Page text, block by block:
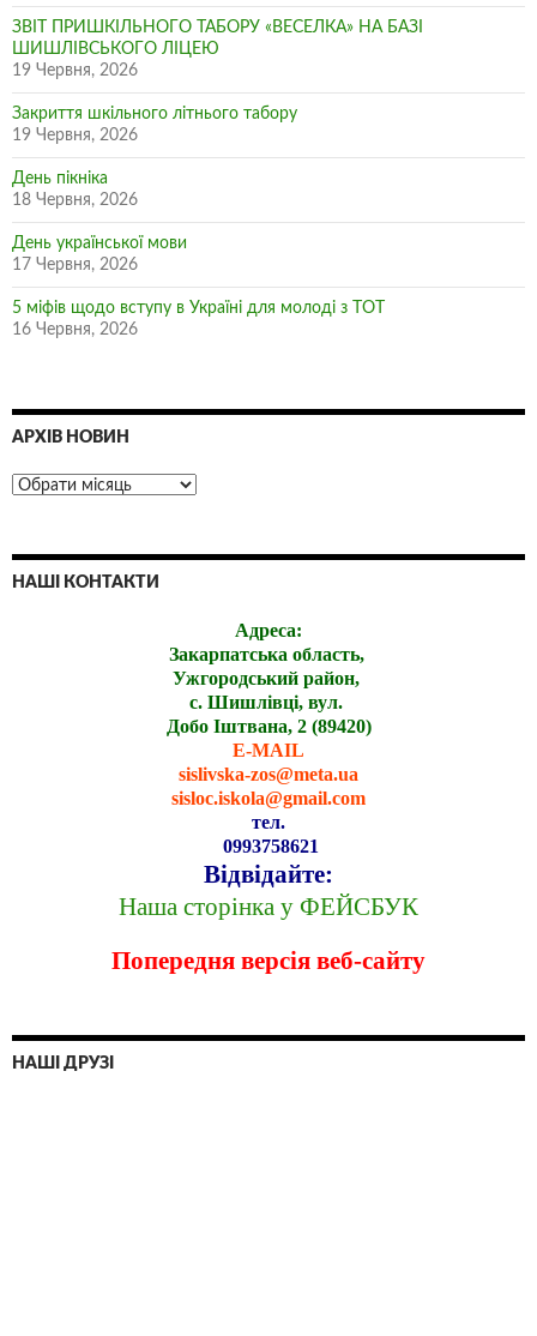
ЗВІТ ПРИШКІЛЬНОГО ТАБОРУ «ВЕСЕЛКА» НА БАЗІ
ШИШЛІВСЬКОГО ЛІЦЕЮ
19 Червня, 2026
Закриття шкільного літнього табору
19 Червня, 2026
День пікніка
18 Червня, 2026
День української мови
17 Червня, 2026
5 міфів щодо вступу в Україні для молоді з ТОТ
16 Червня, 2026
АРХІВ НОВИН
НАШІ КОНТАКТИ
Адреса:
Закарпатська область,
Ужгородський район,
с. Шишлівці, вул.
Добо Іштвана, 2 (89420)
E-MAIL
sislivska-zos@meta.ua
sisloc.iskola@gmail.com
тел.
0993758621
Відвідайте:
Наша сторінка у ФЕЙСБУК
Попередня версія веб-сайту
НАШІ ДРУЗІ